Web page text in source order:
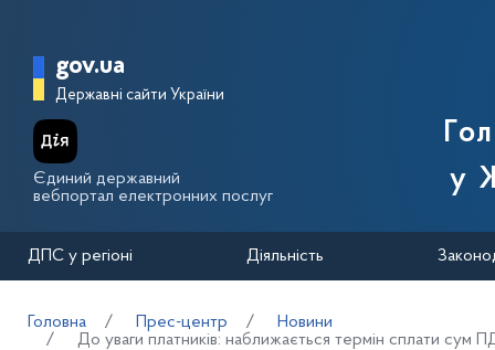
Головна сторінка Державної
gov.ua
Державні сайти України
Єдиний державний
вебпортал електронних послуг
у
ДПС у регіоні Діяльність
Головна Прес-центр
Новини
До уваги платників: наближається термін сплати сум